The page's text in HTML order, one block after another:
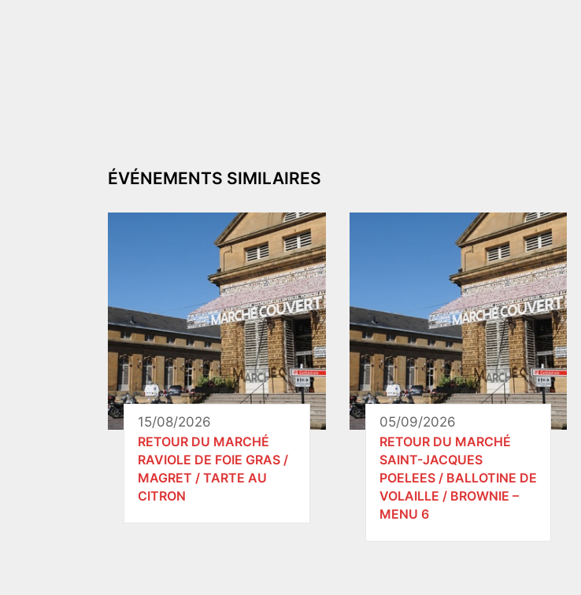
ÉVÉNEMENTS SIMILAIRES
15/08/2026
RETOUR DU MARCHÉ
RAVIOLE DE FOIE GRAS /
MAGRET / TARTE AU
CITRON
05/09/2026
RETOUR DU MARCHÉ
SAINT-JACQUES
POELEES / BALLOTINE DE
VOLAILLE / BROWNIE –
MENU 6